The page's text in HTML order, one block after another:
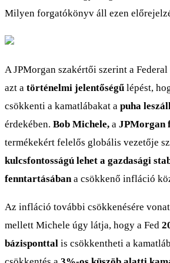
Milyen forgatókönyv áll ezen
A JPMorgan szakértői szerint a
azt a történelmi jelentőségű lépést,
csökkenti a kamatlábakat a puha
érdekében. Bob Michele, a JPMorgan
termékekért felelős globális vezetője
kulcsfontosságú lehet a gazdasági
fenntartásábana csökkenő infláció
Az infláció további csökkenésére
mellett Michele úgy látja, hogy a Fed
bázisponttal is csökkentheti a